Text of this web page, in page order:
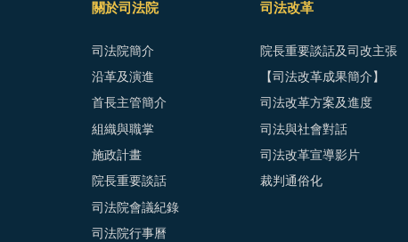
關於司法院
司法院簡介
沿革及演進
首長主管簡介
組織與職掌
施政計畫
院長重要談話
司法院會議紀錄
司法院行事曆
司法改革
院長重要談話及司改主張
【司法改革成果簡介】
司法改革方案及進度
司法與社會對話
司法改革宣導影片
裁判通俗化